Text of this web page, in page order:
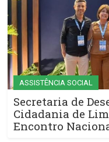
ASSISTÊNCIA SOCIAL
Secretaria de
Cidadania de
Encontro